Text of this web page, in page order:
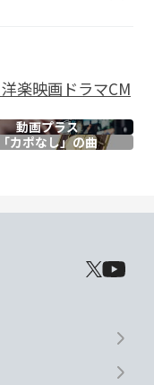
洋楽映画ドラマCM
動画プラス
「カポなし」の曲